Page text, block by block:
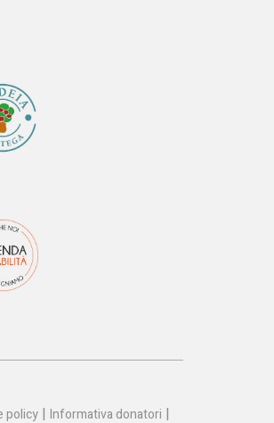
policy | Informativa donatori |